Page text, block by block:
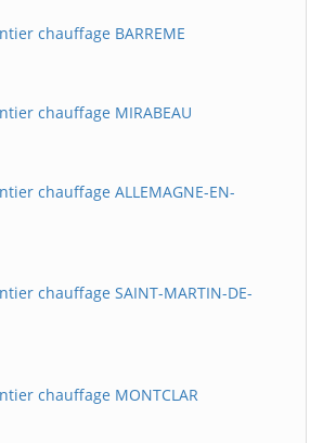
chauffage BARREME
chauffage MIRABEAU
chauffage ALLEMAGNE-EN-
chauffage SAINT-MARTIN-DE-
chauffage MONTCLAR